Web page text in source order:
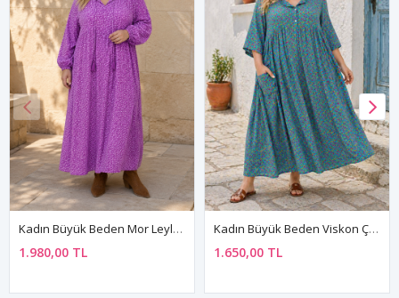
Kadın Büyük Beden Viskon Çiçek Desenli Düğmeli Cepli Turkuaz Yazlık Elbise
1.650,00 TL
Kadın Büyük Beden Siyah Viskon Elbise Püsküllü Yaka Yazlık Uzun Kollu Çiçek Desenli
1.980,00 TL